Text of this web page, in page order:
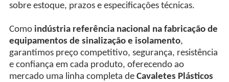
sobre estoque, prazos e especificações técnicas.
Como indústria referência nacional na fabricação de
equipamentos de sinalização e isolamento,
garantimos preço competitivo, segurança, resistência
e confiança em cada produto, oferecendo ao
mercado uma linha completa de Cavaletes Plásticos